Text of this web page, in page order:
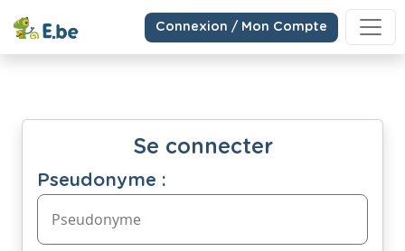
Connexion / Mon Compte
Se connecter
Pseudonyme :